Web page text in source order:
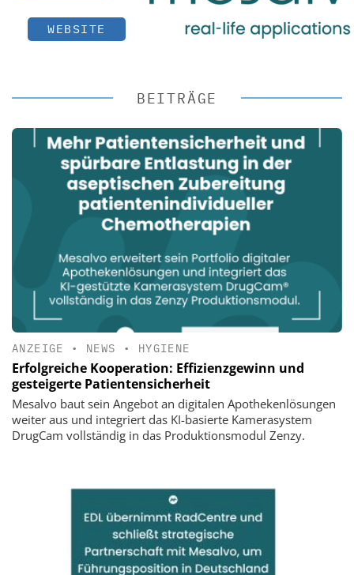
WEBSITE
BEITRÄGE
ANZEIGE • NEWS • HYGIENE
Erfolgreiche Kooperation: Effizienzgewinn und
gesteigerte Patientensicherheit
Mesalvo baut sein Angebot an digitalen Apothekenlösungen
weiter aus und integriert das KI-basierte Kamerasystem
DrugCam vollständig in das Produktionsmodul Zenzy.